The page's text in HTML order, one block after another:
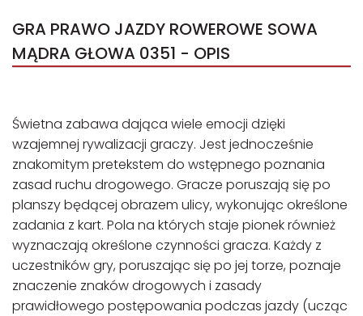
GRA PRAWO JAZDY ROWEROWE SOWA
MĄDRA GŁOWA 0351 - OPIS
Świetna zabawa dająca wiele emocji dzięki
wzajemnej rywalizacji graczy. Jest jednocześnie
znakomitym pretekstem do wstępnego poznania
zasad ruchu drogowego. Gracze poruszają się po
planszy będącej obrazem ulicy, wykonując określone
zadania z kart. Pola na których staje pionek również
wyznaczają określone czynności gracza. Każdy z
uczestników gry, poruszając się po jej torze, poznaje
znaczenie znaków drogowych i zasady
prawidłowego postępowania podczas jazdy (ucząc